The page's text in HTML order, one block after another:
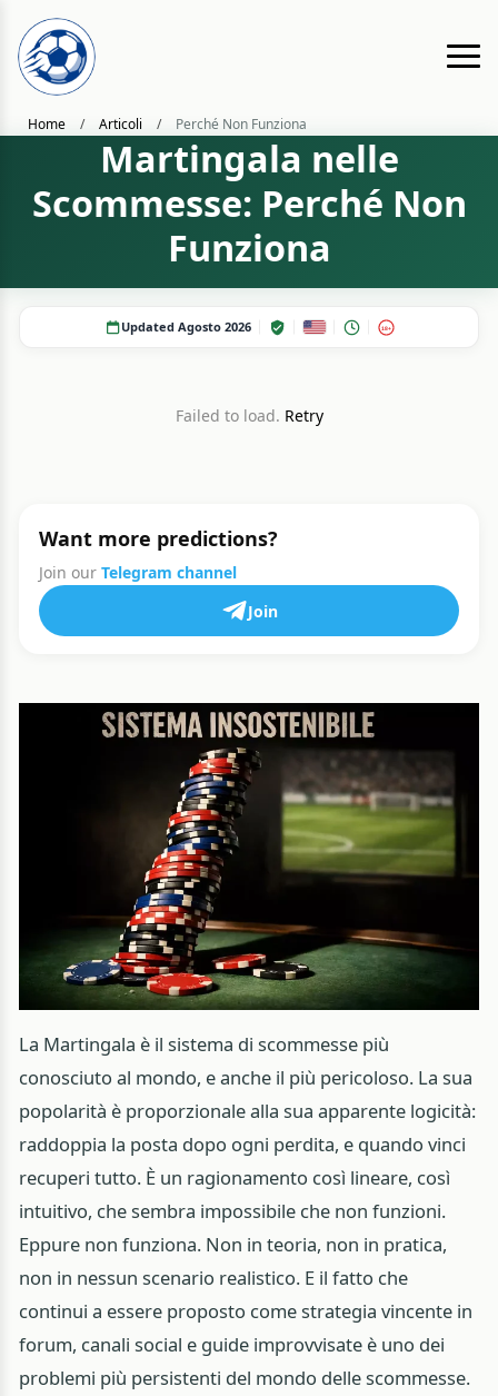
Home / Articoli / Perché Non Funziona
Martingala nelle
Scommesse: Perché Non
Funziona
Updated Agosto 2026 18+
Failed to load. Retry
Want more predictions?
Join ourTelegram channel
Join
La Martingala è il sistema di scommesse più
conosciuto al mondo, e anche il più pericoloso. La sua
popolarità è proporzionale alla sua apparente logicità:
raddoppia la posta dopo ogni perdita, e quando vinci
recuperi tutto. È un ragionamento così lineare, così
intuitivo, che sembra impossibile che non funzioni.
Eppure non funziona. Non in teoria, non in pratica,
non in nessun scenario realistico. E il fatto che
continui a essere proposto come strategia vincente in
forum, canali social e guide improvvisate è uno dei
problemi più persistenti del mondo delle scommesse.